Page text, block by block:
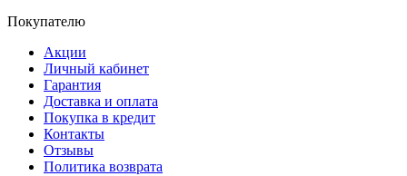
Покупателю
Акции
Личный кабинет
Гарантия
Доставка и оплата
Покупка в кредит
Контакты
Отзывы
Политика возврата